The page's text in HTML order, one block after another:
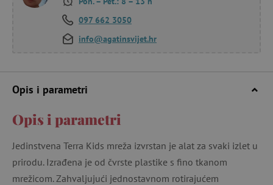
097 662 3050
info@agatinsvijet.hr
Opis i parametri
Opis i parametri
Jedinstvena Terra Kids mreža izvrstan je alat za svaki izlet u
prirodu. Izrađena je od čvrste plastike s fino tkanom
mrežicom. Zahvaljujući jednostavnom rotirajućem